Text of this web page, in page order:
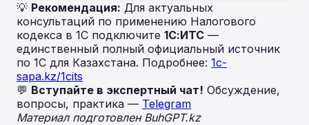
💡 Рекомендация: Для актуальных
консультаций по применению Налогового
кодекса в 1С подключите 1С:ИТС —
единственный полный официальный источник
по 1С для Казахстана. Подробнее: 1c-
sapa.kz/1cits
💬 Вступайте в экспертный чат! Обсуждение,
вопросы, практика — Telegram
Материал подготовлен BuhGPT.kz